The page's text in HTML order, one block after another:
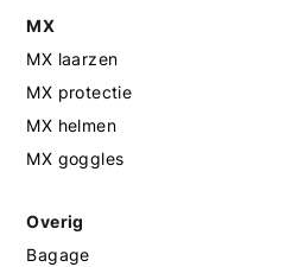
MX
MX laarzen
MX protectie
MX helmen
MX goggles
Overig
Bagage